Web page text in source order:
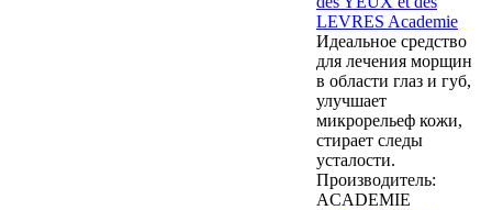
LEVRES Academie
Идеальное средство
для лечения морщин
в области глаз и губ,
улучшает
микрорельеф кожи,
стирает следы
усталости.
Производитель:
ACADEMIE